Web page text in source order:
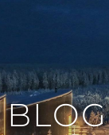
BLOG